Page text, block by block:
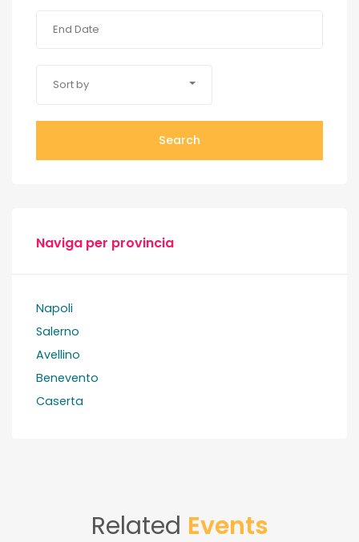
Sort by
Search
Naviga per provincia
Napoli
Salerno
Avellino
Benevento
Caserta
Related Events